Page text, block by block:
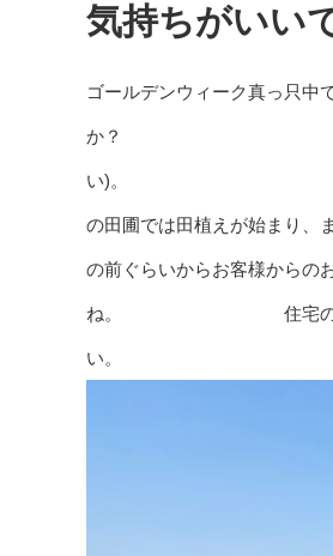
気持ちがいい
ゴールデンウィーク真っ只中
か？ 弊社は今日
い)。 さ
の田圃では田植
の前ぐらいからお客様からの
ね。 住宅の新築やリフ
い。